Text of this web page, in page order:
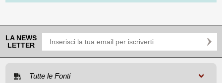
LA NEWS
LETTER
Tutte le Fonti